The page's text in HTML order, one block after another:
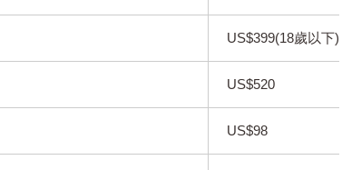
US$399(18歲以下)
US$520
US$98